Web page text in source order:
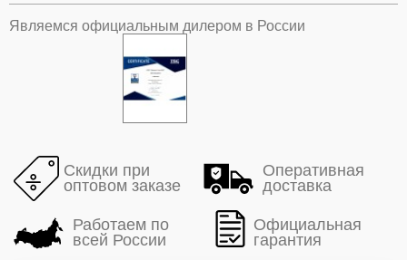
Являемся официальным дилером в России
Скидки при
оптовом заказе
Оперативная
доставка
Работаем по
всей России
Официальная
гарантия